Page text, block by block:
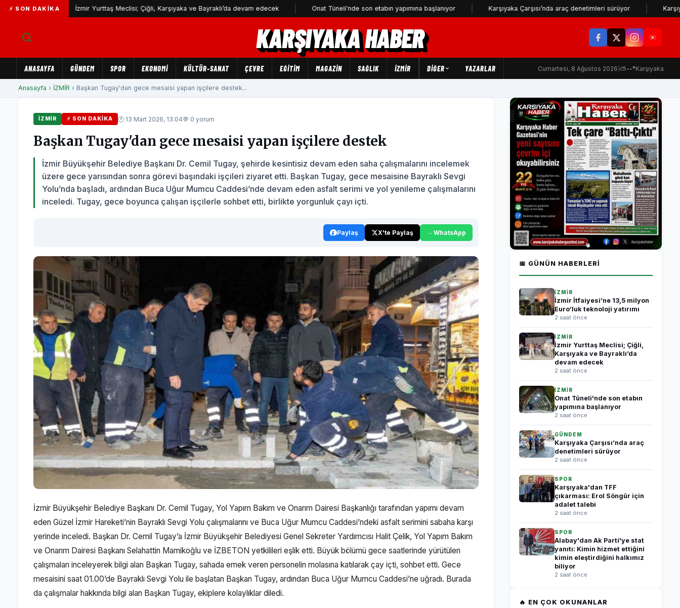
⚡ SON DAKIKAİzmir Yurttaş Meclisi; Çiğli, Karşıyaka ve Bayraklı’da devam edecek Onat Tüneli'nde son etabın yapımına başlanıyor Karşıyaka Çarşısı’nda araç denetimleri sürüyor Karşıyaka'dan
KARŞIYAKA HABER
ANASAYFA GÜNDEM SPOR EKONOMİ KÜLTÜR-SANAT ÇEVRE EĞİTİM MAGAZİN SAĞLIK İZMİR DIĞER YAZARLAR Cumartesi, 8 Ağustos 2026 ⛅--°Karşıyaka
Anasayfa › İZMİR › Başkan Tugay'dan gece mesaisi yapan işçilere destek...
İZMİR ⚡ SON DAKIKA 🕐 13 Mart 2026, 13:04💬 0 yorum
Başkan Tugay'dan gece mesaisi yapan işçilere destek
İzmir Büyükşehir Belediye Başkanı Dr. Cemil Tugay, şehirde kesintisiz devam eden saha çalışmalarını incelemek
üzere gece yarısından sonra görevi başındaki işçileri ziyaret etti. Başkan Tugay, gece mesaisine Bayraklı Sevgi
Yolu’nda başladı, ardından Buca Uğur Mumcu Caddesi’nde devam eden asfalt serimi ve yol yenileme çalışmalarını
inceledi. Tugay, gece boyunca çalışan işçilerle sohbet etti, birlikte yorgunluk çayı içti.
Paylaş X'te Paylaş WhatsApp
İzmir Büyükşehir Belediye Başkanı Dr. Cemil Tugay, Yol Yapım Bakım ve Onarım Dairesi Başkanlığı tarafından yapımı devam
eden Güzel İzmir Hareketi’nin Bayraklı Sevgi Yolu çalışmalarını ve Buca Uğur Mumcu Caddesi’ndeki asfalt serimini sabaha karşı
yerinde inceledi. Başkan Dr. Cemil Tugay’a İzmir Büyükşehir Belediyesi Genel Sekreter Yardımcısı Halit Çelik, Yol Yapım Bakım
ve Onarım Dairesi Başkanı Selahattin Mamikoğlu ve İZBETON yetkilileri eşlik etti. Büyük bölümü gece saatlerinde yürütülen
çalışmaları inceleyerek bilgi alan Başkan Tugay, sahada emek veren personelin molasına katılarak çay içti, sohbet etti. Gece
mesaisini saat 01.00’de Bayraklı Sevgi Yolu ile başlatan Başkan Tugay, ardından Buca Uğur Mumcu Caddesi’ne uğradı. Burada
da çalışmalar hakkında bilgi alan Başkan Tugay, ekiplere kolaylıklar diledi.
📅 GÜNÜN HABERLERI
İZMİR
İzmir İtfaiyesi’ne 13,5 milyon
Euro’luk teknoloji yatırımı
2 saat önce
İZMİR
İzmir Yurttaş Meclisi; Çiğli,
Karşıyaka ve Bayraklı’da
devam edecek
2 saat önce
İZMİR
Onat Tüneli'nde son etabın
yapımına başlanıyor
2 saat önce
GÜNDEM
Karşıyaka Çarşısı’nda araç
denetimleri sürüyor
2 saat önce
SPOR
Karşıyaka'dan TFF
çıkarması: Erol Söngür için
adalet talebi
2 saat önce
SPOR
Alabay'dan Ak Parti'ye stat
yanıtı: Kimin hizmet ettiğini
kimin eleştirdiğini halkımız
biliyor
2 saat önce
🔥 EN ÇOK OKUNANLAR